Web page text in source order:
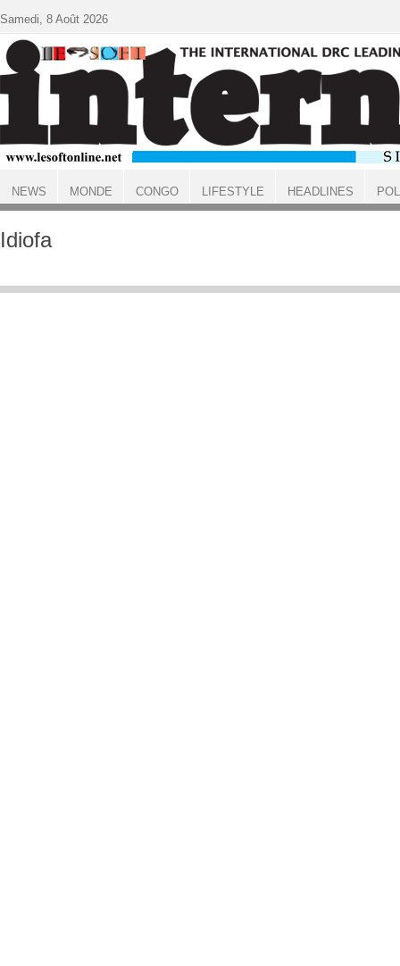
ACCUEIL
Idiofa
Samedi, 8 Août 2026
NEWS MONDE CONGO LIFESTYLE HEADLINES